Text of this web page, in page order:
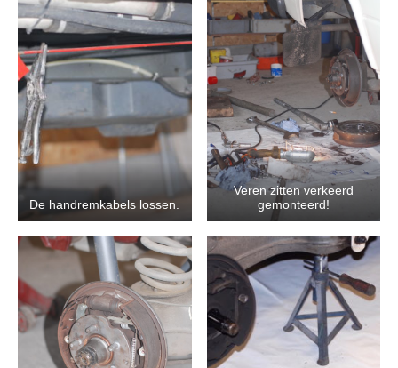
De handremkabels lossen.
Veren zitten verkeerd
gemonteerd!